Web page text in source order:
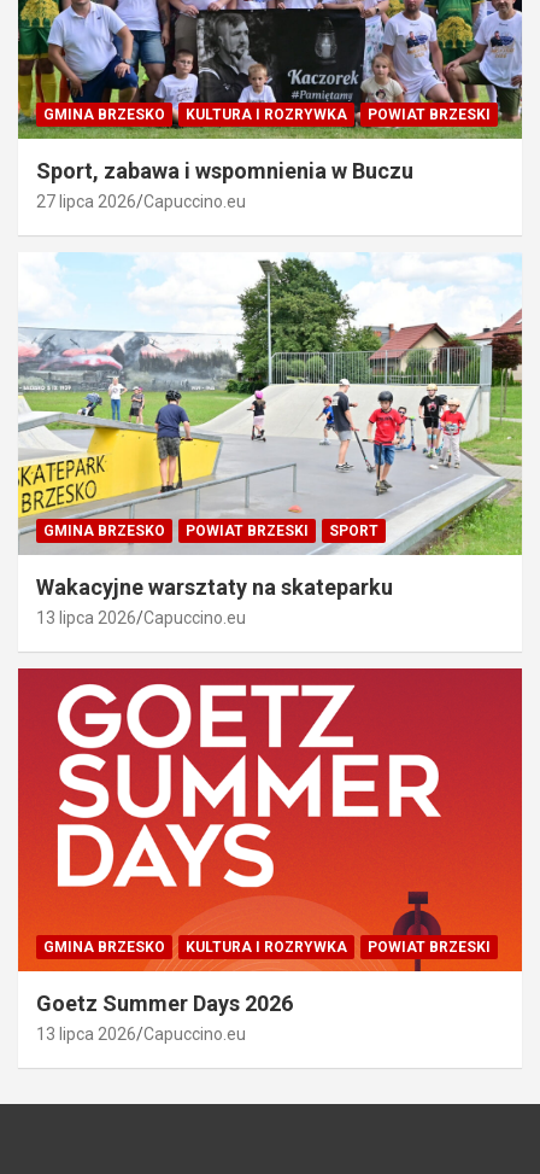
GMINA BRZESKO KULTURA I ROZRYWKA POWIAT BRZESKI
Sport, zabawa i wspomnienia w Buczu
27 lipca 2026 Capuccino.eu
GMINA BRZESKO POWIAT BRZESKI SPORT
Wakacyjne warsztaty na skateparku
13 lipca 2026 Capuccino.eu
GMINA BRZESKO KULTURA I ROZRYWKA POWIAT BRZESKI
Goetz Summer Days 2026
13 lipca 2026 Capuccino.eu